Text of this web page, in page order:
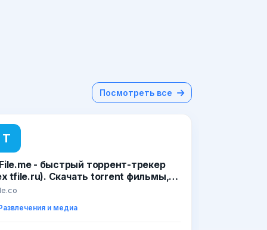
Посмотреть все
T
- быстрый торрент-трекер
tfile.ru). Скачать torrent фильмы,
игры, музыку, бесплатно и без
и медиа